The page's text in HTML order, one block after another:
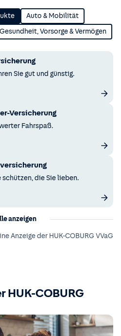
Auto & Mobilität
Gesundheit, Vorsorge & Vermögen
Sie gut und günstig.
Versicherung
Fahrspaß.
schützen, die Sie lieben.
anzeigen
Anzeige der HUK-COBURG VVaG
HUK-COBURG